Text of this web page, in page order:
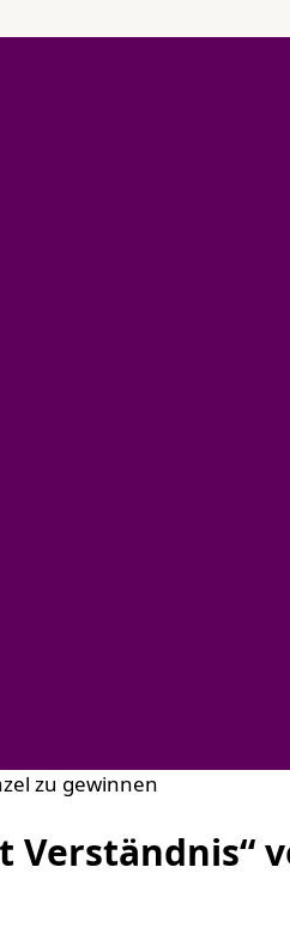
Verständnis“